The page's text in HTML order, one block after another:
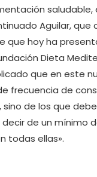
saludable,
Aguilar, que
que hoy ha
Dieta
que en este
frecuencia de
de los que
de un mínimo
todas ellas».